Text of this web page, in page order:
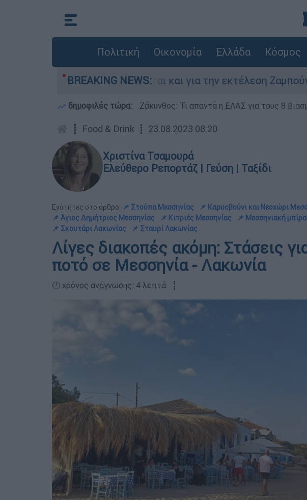
Πολιτική Οικονομία Ελλάδα Κόσμος
BREAKING NEWS:
Κατηγορείται και για την εκτέλεση Ζαμπούνη
δημοφιλές τώρα: Ζάκυνθος: Τι απαντά η ΕΛΑΣ για τους 8
┋ Food & Drink ┋ 23.08.2023 08:20
Χριστίνα Τσαμουρά
Ελεύθερο Ρεπορτάζ | Γεύση | Ταξίδι
Ενότητες στο άρθρο: 📌 Στούπα Μεσσηνίας 📌 Καρυοβούνι και Νεοχώρι
📌 Άγιος Δημήτριος Μεσσηνίας
📌 Κιτριές Μεσσηνίας
📌 Μεσσηνιακή
📌 Σκουτάρι Λακωνίας
📌 Σταυρί Λακωνίας
Λίγες διακοπές ακόμη: Στάσεις
ποτό σε Μεσσηνία - Λακωνία
🕛 χρόνος ανάγνωσης: 4 λεπτά ┋